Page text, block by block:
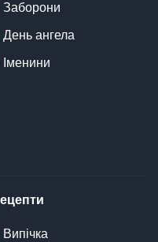
Заборони
День ангела
Іменини
Випічка